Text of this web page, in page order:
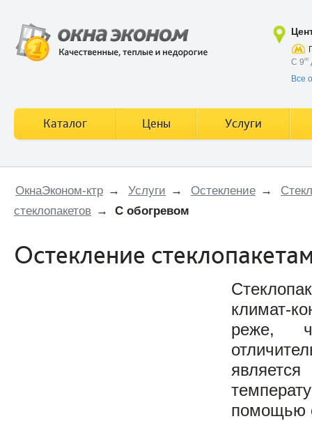
ОкнаЭконом-ктр → Услуги → Остекление →
стеклопакетов → С обогревом
Остекление
климат-
реже,
помощью
С 900
Все
Каталог Цены Услуги